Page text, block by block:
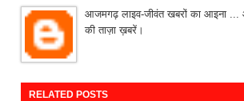
आजमगढ़ लाइव-जीवंत खबरों का आइना
की ताज़ा ख़बरें।
RELATED POSTS